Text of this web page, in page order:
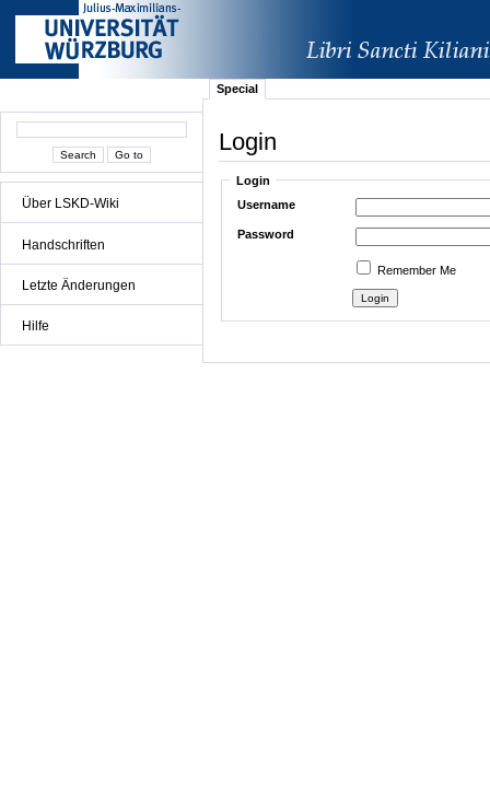
Über LSKD-Wiki
Handschriften
Letzte Änderungen
Hilfe
Special
Login
Login
Username
Password
Remember Me